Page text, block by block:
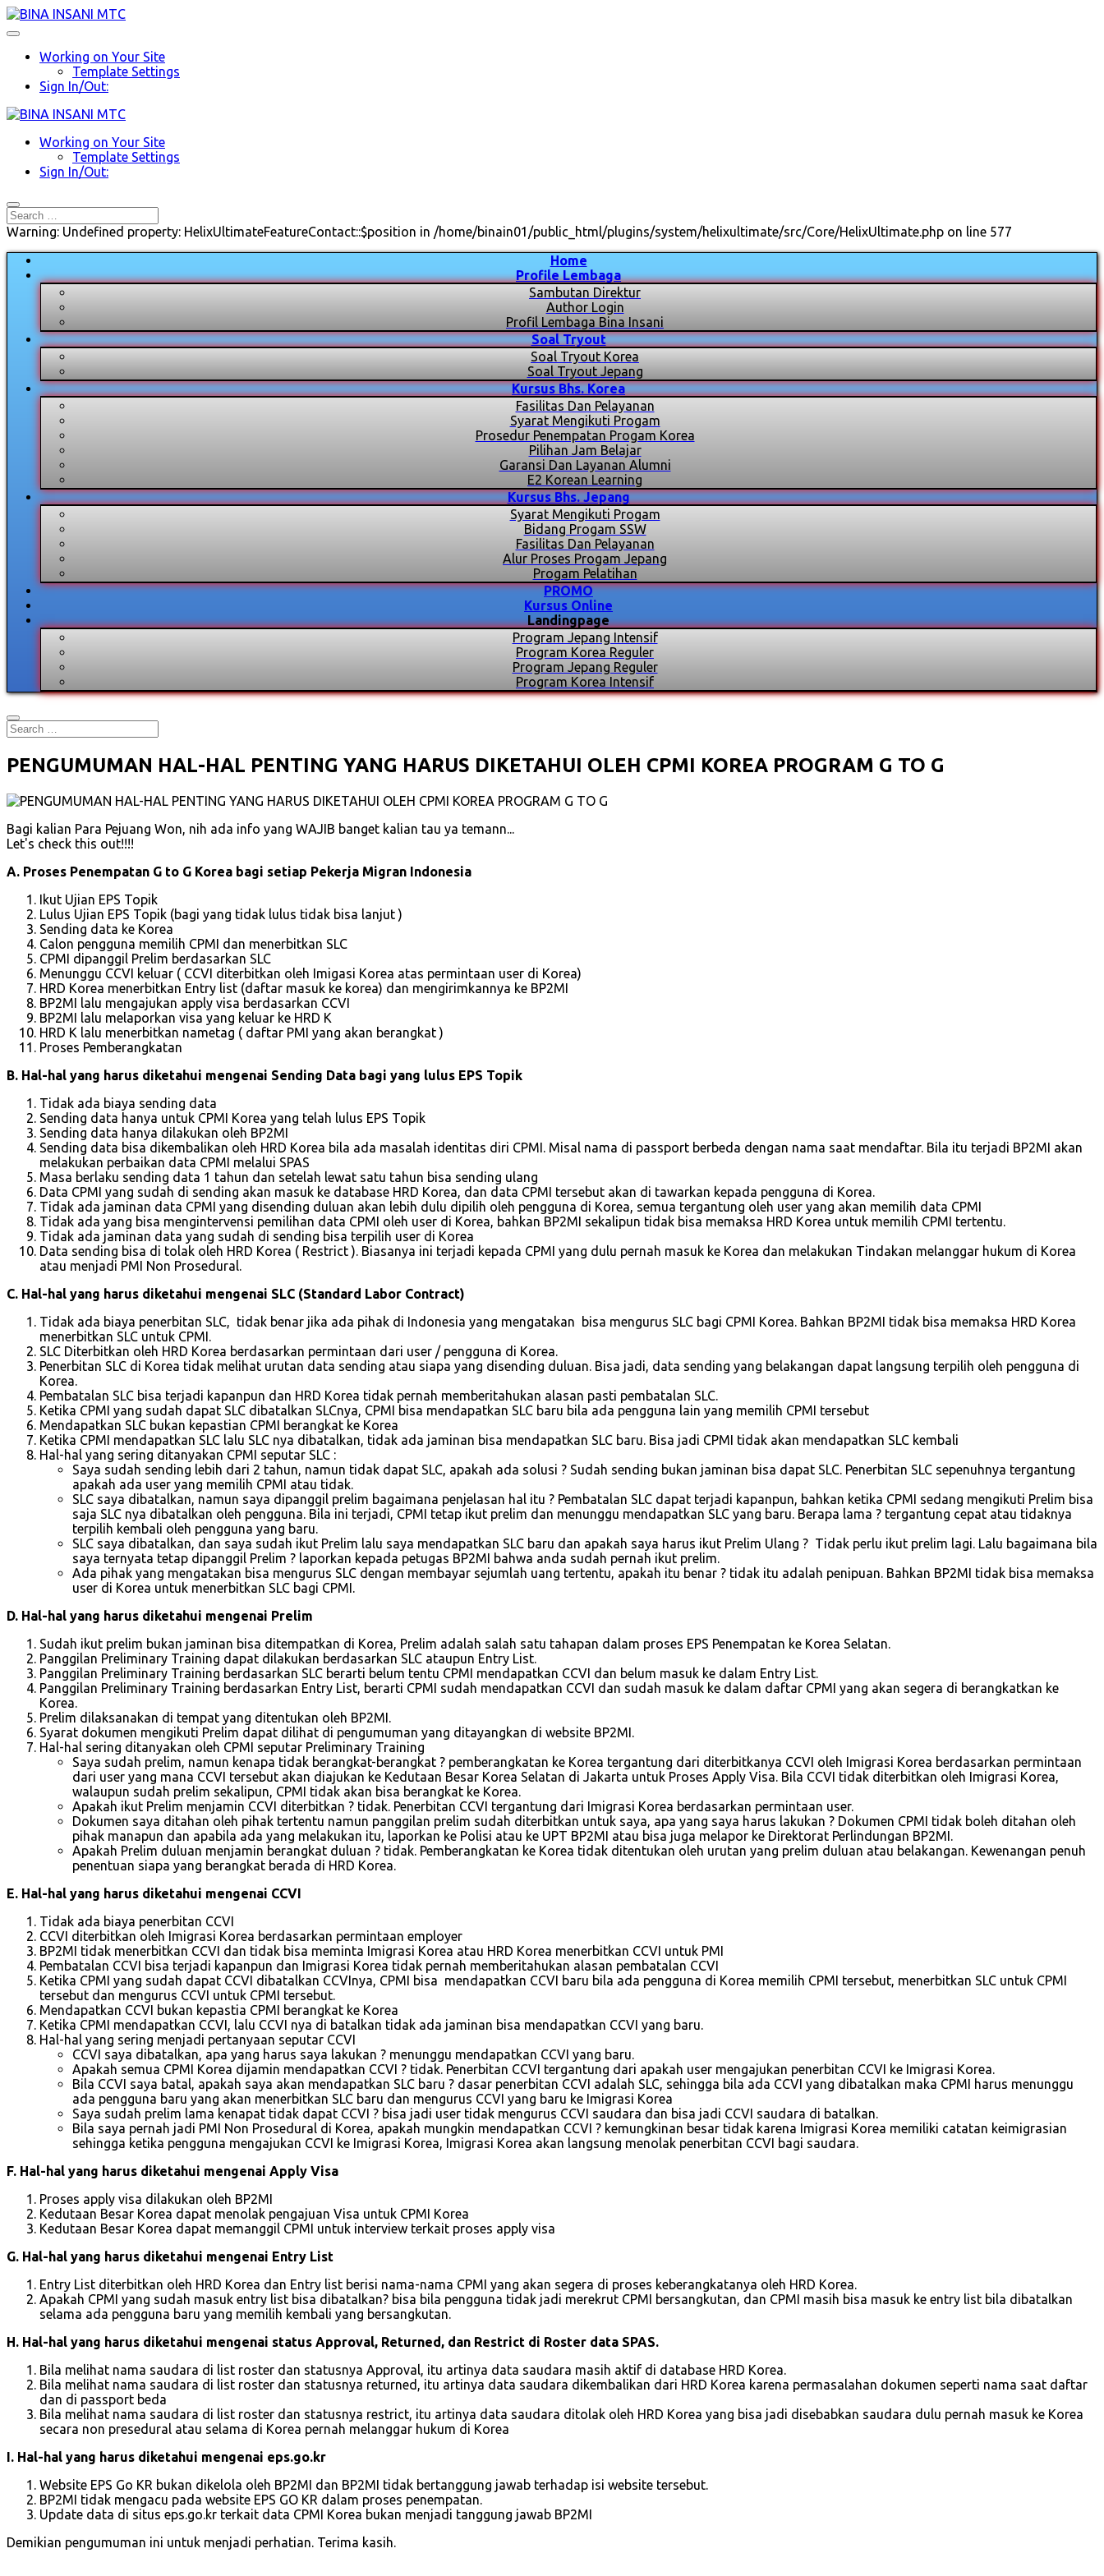
Working on Your Site
Template Settings
Sign In/Out:
Working on Your Site
Template Settings
Sign In/Out:
Warning: Undefined property: HelixUltimateFeatureContact::$position in /home/binain01/public_html/plugins/system/helixultimate/src/Core/HelixUltimate.php on line 577
Home
Profile Lembaga
Sambutan Direktur
Author Login
Profil Lembaga Bina Insani
Soal Tryout
Soal Tryout Korea
Soal Tryout Jepang
Kursus Bhs. Korea
Fasilitas Dan Pelayanan
Syarat Mengikuti Progam
Prosedur Penempatan Progam Korea
Pilihan Jam Belajar
Garansi Dan Layanan Alumni
E2 Korean Learning
Kursus Bhs. Jepang
Syarat Mengikuti Progam
Bidang Progam SSW
Fasilitas Dan Pelayanan
Alur Proses Progam Jepang
Progam Pelatihan
PROMO
Kursus Online
Landingpage
Program Jepang Intensif
Program Korea Reguler
Program Jepang Reguler
Program Korea Intensif
PENGUMUMAN HAL-HAL PENTING YANG HARUS DIKETAHUI OLEH CPMI KOREA PROGRAM G TO G
Bagi kalian Para Pejuang Won, nih ada info yang WAJIB banget kalian tau ya temann...
Let's check this out!!!!
A. Proses Penempatan G to G Korea bagi setiap Pekerja Migran Indonesia
Ikut Ujian EPS Topik
Lulus Ujian EPS Topik (bagi yang tidak lulus tidak bisa lanjut )
Sending data ke Korea
Calon pengguna memilih CPMI dan menerbitkan SLC
CPMI dipanggil Prelim berdasarkan SLC
Menunggu CCVI keluar ( CCVI diterbitkan oleh Imigasi Korea atas permintaan user di Korea)
HRD Korea menerbitkan Entry list (daftar masuk ke korea) dan mengirimkannya ke BP2MI
BP2MI lalu mengajukan apply visa berdasarkan CCVI
BP2MI lalu melaporkan visa yang keluar ke HRD K
HRD K lalu menerbitkan nametag ( daftar PMI yang akan berangkat )
Proses Pemberangkatan
B. Hal-hal yang harus diketahui mengenai Sending Data bagi yang lulus EPS Topik
Tidak ada biaya sending data
Sending data hanya untuk CPMI Korea yang telah lulus EPS Topik
Sending data hanya dilakukan oleh BP2MI
Sending data bisa dikembalikan oleh HRD Korea bila ada masalah identitas diri CPMI. Misal nama di passport berbeda dengan nama saat mendaftar. Bila itu terjadi BP2MI akan
melakukan perbaikan data CPMI melalui SPAS
Masa berlaku sending data 1 tahun dan setelah lewat satu tahun bisa sending ulang
Data CPMI yang sudah di sending akan masuk ke database HRD Korea, dan data CPMI tersebut akan di tawarkan kepada pengguna di Korea.
Tidak ada jaminan data CPMI yang disending duluan akan lebih dulu dipilih oleh pengguna di Korea, semua tergantung oleh user yang akan memilih data CPMI
Tidak ada yang bisa mengintervensi pemilihan data CPMI oleh user di Korea, bahkan BP2MI sekalipun tidak bisa memaksa HRD Korea untuk memilih CPMI tertentu.
Tidak ada jaminan data yang sudah di sending bisa terpilih user di Korea
Data sending bisa di tolak oleh HRD Korea ( Restrict ). Biasanya ini terjadi kepada CPMI yang dulu pernah masuk ke Korea dan melakukan Tindakan melanggar hukum di Korea
atau menjadi PMI Non Prosedural.
C. Hal-hal yang harus diketahui mengenai SLC (Standard Labor Contract)
Tidak ada biaya penerbitan SLC, tidak benar jika ada pihak di Indonesia yang mengatakan bisa mengurus SLC bagi CPMI Korea. Bahkan BP2MI tidak bisa memaksa HRD Korea
menerbitkan SLC untuk CPMI.
SLC Diterbitkan oleh HRD Korea berdasarkan permintaan dari user / pengguna di Korea.
Penerbitan SLC di Korea tidak melihat urutan data sending atau siapa yang disending duluan. Bisa jadi, data sending yang belakangan dapat langsung terpilih oleh pengguna di
Korea.
Pembatalan SLC bisa terjadi kapanpun dan HRD Korea tidak pernah memberitahukan alasan pasti pembatalan SLC.
Ketika CPMI yang sudah dapat SLC dibatalkan SLCnya, CPMI bisa mendapatkan SLC baru bila ada pengguna lain yang memilih CPMI tersebut
Mendapatkan SLC bukan kepastian CPMI berangkat ke Korea
Ketika CPMI mendapatkan SLC lalu SLC nya dibatalkan, tidak ada jaminan bisa mendapatkan SLC baru. Bisa jadi CPMI tidak akan mendapatkan SLC kembali
Hal-hal yang sering ditanyakan CPMI seputar SLC :
Saya sudah sending lebih dari 2 tahun, namun tidak dapat SLC, apakah ada solusi ? Sudah sending bukan jaminan bisa dapat SLC. Penerbitan SLC sepenuhnya tergantung
apakah ada user yang memilih CPMI atau tidak.
SLC saya dibatalkan, namun saya dipanggil prelim bagaimana penjelasan hal itu ? Pembatalan SLC dapat terjadi kapanpun, bahkan ketika CPMI sedang mengikuti Prelim bisa
saja SLC nya dibatalkan oleh pengguna. Bila ini terjadi, CPMI tetap ikut prelim dan menunggu mendapatkan SLC yang baru. Berapa lama ? tergantung cepat atau tidaknya
terpilih kembali oleh pengguna yang baru.
SLC saya dibatalkan, dan saya sudah ikut Prelim lalu saya mendapatkan SLC baru dan apakah saya harus ikut Prelim Ulang ? Tidak perlu ikut prelim lagi. Lalu bagaimana bila
saya ternyata tetap dipanggil Prelim ? laporkan kepada petugas BP2MI bahwa anda sudah pernah ikut prelim.
Ada pihak yang mengatakan bisa mengurus SLC dengan membayar sejumlah uang tertentu, apakah itu benar ? tidak itu adalah penipuan. Bahkan BP2MI tidak bisa memaksa
user di Korea untuk menerbitkan SLC bagi CPMI.
D. Hal-hal yang harus diketahui mengenai Prelim
Sudah ikut prelim bukan jaminan bisa ditempatkan di Korea, Prelim adalah salah satu tahapan dalam proses EPS Penempatan ke Korea Selatan.
Panggilan Preliminary Training dapat dilakukan berdasarkan SLC ataupun Entry List.
Panggilan Preliminary Training berdasarkan SLC berarti belum tentu CPMI mendapatkan CCVI dan belum masuk ke dalam Entry List.
Panggilan Preliminary Training berdasarkan Entry List, berarti CPMI sudah mendapatkan CCVI dan sudah masuk ke dalam daftar CPMI yang akan segera di berangkatkan ke
Korea.
Prelim dilaksanakan di tempat yang ditentukan oleh BP2MI.
Syarat dokumen mengikuti Prelim dapat dilihat di pengumuman yang ditayangkan di website BP2MI.
Hal-hal sering ditanyakan oleh CPMI seputar Preliminary Training
Saya sudah prelim, namun kenapa tidak berangkat-berangkat ? pemberangkatan ke Korea tergantung dari diterbitkanya CCVI oleh Imigrasi Korea berdasarkan permintaan
dari user yang mana CCVI tersebut akan diajukan ke Kedutaan Besar Korea Selatan di Jakarta untuk Proses Apply Visa. Bila CCVI tidak diterbitkan oleh Imigrasi Korea,
walaupun sudah prelim sekalipun, CPMI tidak akan bisa berangkat ke Korea.
Apakah ikut Prelim menjamin CCVI diterbitkan ? tidak. Penerbitan CCVI tergantung dari Imigrasi Korea berdasarkan permintaan user.
Dokumen saya ditahan oleh pihak tertentu namun panggilan prelim sudah diterbitkan untuk saya, apa yang saya harus lakukan ? Dokumen CPMI tidak boleh ditahan oleh
pihak manapun dan apabila ada yang melakukan itu, laporkan ke Polisi atau ke UPT BP2MI atau bisa juga melapor ke Direktorat Perlindungan BP2MI.
Apakah Prelim duluan menjamin berangkat duluan ? tidak. Pemberangkatan ke Korea tidak ditentukan oleh urutan yang prelim duluan atau belakangan. Kewenangan penuh
penentuan siapa yang berangkat berada di HRD Korea.
E. Hal-hal yang harus diketahui mengenai CCVI
Tidak ada biaya penerbitan CCVI
CCVI diterbitkan oleh Imigrasi Korea berdasarkan permintaan employer
BP2MI tidak menerbitkan CCVI dan tidak bisa meminta Imigrasi Korea atau HRD Korea menerbitkan CCVI untuk PMI
Pembatalan CCVI bisa terjadi kapanpun dan Imigrasi Korea tidak pernah memberitahukan alasan pembatalan CCVI
Ketika CPMI yang sudah dapat CCVI dibatalkan CCVInya, CPMI bisa mendapatkan CCVI baru bila ada pengguna di Korea memilih CPMI tersebut, menerbitkan SLC untuk CPMI
tersebut dan mengurus CCVI untuk CPMI tersebut.
Mendapatkan CCVI bukan kepastia CPMI berangkat ke Korea
Ketika CPMI mendapatkan CCVI, lalu CCVI nya di batalkan tidak ada jaminan bisa mendapatkan CCVI yang baru.
Hal-hal yang sering menjadi pertanyaan seputar CCVI
CCVI saya dibatalkan, apa yang harus saya lakukan ? menunggu mendapatkan CCVI yang baru.
Apakah semua CPMI Korea dijamin mendapatkan CCVI ? tidak. Penerbitan CCVI tergantung dari apakah user mengajukan penerbitan CCVI ke Imigrasi Korea.
Bila CCVI saya batal, apakah saya akan mendapatkan SLC baru ? dasar penerbitan CCVI adalah SLC, sehingga bila ada CCVI yang dibatalkan maka CPMI harus menunggu
ada pengguna baru yang akan menerbitkan SLC baru dan mengurus CCVI yang baru ke Imigrasi Korea
Saya sudah prelim lama kenapat tidak dapat CCVI ? bisa jadi user tidak mengurus CCVI saudara dan bisa jadi CCVI saudara di batalkan.
Bila saya pernah jadi PMI Non Prosedural di Korea, apakah mungkin mendapatkan CCVI ? kemungkinan besar tidak karena Imigrasi Korea memiliki catatan keimigrasian
sehingga ketika pengguna mengajukan CCVI ke Imigrasi Korea, Imigrasi Korea akan langsung menolak penerbitan CCVI bagi saudara.
F. Hal-hal yang harus diketahui mengenai Apply Visa
Proses apply visa dilakukan oleh BP2MI
Kedutaan Besar Korea dapat menolak pengajuan Visa untuk CPMI Korea
Kedutaan Besar Korea dapat memanggil CPMI untuk interview terkait proses apply visa
G. Hal-hal yang harus diketahui mengenai Entry List
Entry List diterbitkan oleh HRD Korea dan Entry list berisi nama-nama CPMI yang akan segera di proses keberangkatanya oleh HRD Korea.
Apakah CPMI yang sudah masuk entry list bisa dibatalkan? bisa bila pengguna tidak jadi merekrut CPMI bersangkutan, dan CPMI masih bisa masuk ke entry list bila dibatalkan
selama ada pengguna baru yang memilih kembali yang bersangkutan.
H. Hal-hal yang harus diketahui mengenai status Approval, Returned, dan Restrict di Roster data SPAS.
Bila melihat nama saudara di list roster dan statusnya Approval, itu artinya data saudara masih aktif di database HRD Korea.
Bila melihat nama saudara di list roster dan statusnya returned, itu artinya data saudara dikembalikan dari HRD Korea karena permasalahan dokumen seperti nama saat daftar
dan di passport beda
Bila melihat nama saudara di list roster dan statusnya restrict, itu artinya data saudara ditolak oleh HRD Korea yang bisa jadi disebabkan saudara dulu pernah masuk ke Korea
secara non presedural atau selama di Korea pernah melanggar hukum di Korea
I. Hal-hal yang harus diketahui mengenai eps.go.kr
Website EPS Go KR bukan dikelola oleh BP2MI dan BP2MI tidak bertanggung jawab terhadap isi website tersebut.
BP2MI tidak mengacu pada website EPS GO KR dalam proses penempatan.
Update data di situs eps.go.kr terkait data CPMI Korea bukan menjadi tanggung jawab BP2MI
Demikian pengumuman ini untuk menjadi perhatian. Terima kasih.